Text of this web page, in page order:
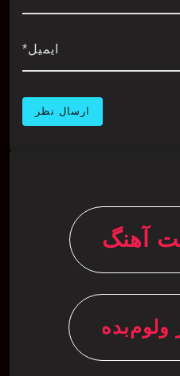
ایمیل*
آهنگ
ولوم‌بده